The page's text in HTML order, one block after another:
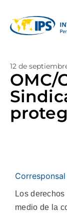
12 de
OMC/
Corresponsal
Los
medio de la